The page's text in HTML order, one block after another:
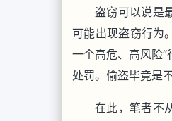
盗窃可以说是
可能出现盗窃行为
一个高危、高风险
处罚。偷盗毕竟是
在此，笔者不